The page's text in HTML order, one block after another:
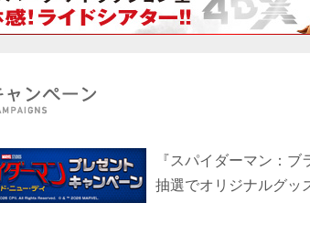
『スパイダーマン：ブ
抽選でオリジナルグッ